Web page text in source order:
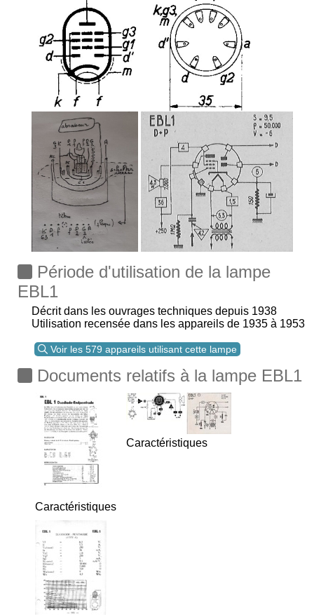
Période d'utilisation de la lampe
EBL1
Décrit dans les ouvrages techniques depuis 1938
Utilisation recensée dans les appareils de 1935 à 1953
Voir les 579 appareils utilisant cette lampe
Documents relatifs à la lampe EBL1
Caractéristiques
Caractéristiques